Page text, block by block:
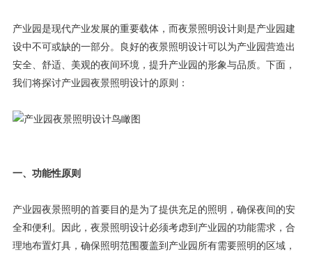
产业园是现代产业发展的重要载体，而夜景照明设计则是产业园建
设中不可或缺的一部分。良好的夜景照明设计可以为产业园营造出
安全、舒适、美观的夜间环境，提升产业园的形象与品质。下面，
我们将探讨产业园夜景照明设计的原则：
一、功能性原则
产业园夜景照明的首要目的是为了提供充足的照明，确保夜间的安
全和便利。因此，夜景照明设计必须考虑到产业园的功能需求，合
理地布置灯具，确保照明范围覆盖到产业园所有需要照明的区域，